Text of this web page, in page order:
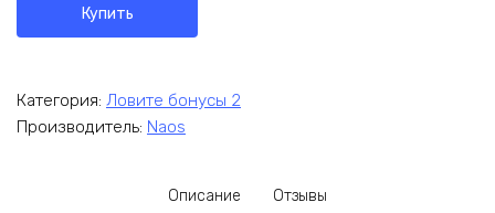
Купить
Категория: Ловите бонусы 2
Производитель: Naos
Описание Отзывы